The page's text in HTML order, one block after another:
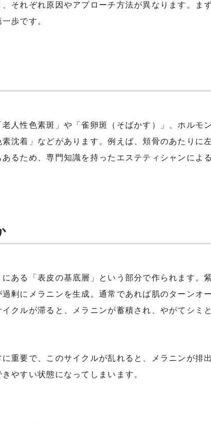
それぞれ原因やアプローチ方法が異なります。ま
歩です。
人性色素斑」や「雀卵斑（そばかす）」、ホルモ
沈着」などがあります。例えば、頬骨のあたりに
るため、専門知識を持ったエステティシャンによ
ある「表皮の基底層」という部分で作られます。
剰にメラニンを生成。通常であれば肌のターンオ
クルが滞ると、メラニンが蓄積され、やがてシミ
重要で、このサイクルが乱れると、メラニンが排
やすい状態になってしまいます。